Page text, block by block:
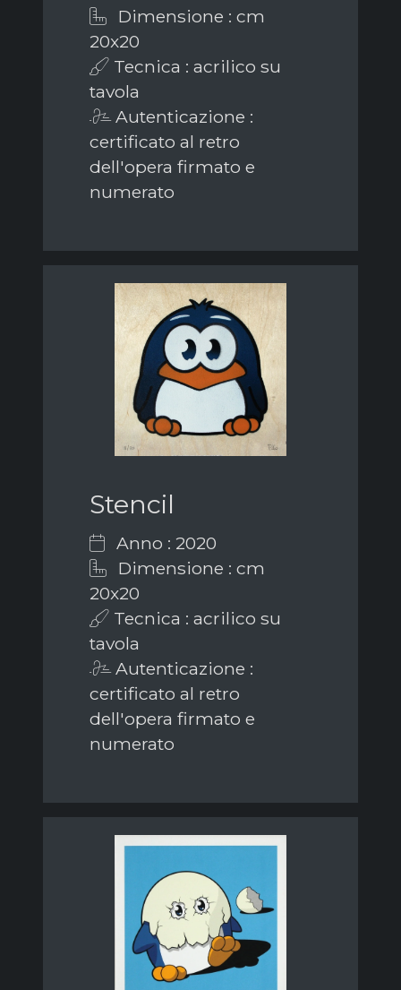
Dimensione : cm
20x20
Tecnica : acrilico su
tavola
Autenticazione :
certificato al retro
dell'opera firmato e
numerato
Stencil
Anno : 2020
Dimensione : cm
20x20
Tecnica : acrilico su
tavola
Autenticazione :
certificato al retro
dell'opera firmato e
numerato